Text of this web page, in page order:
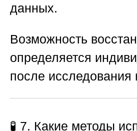
данных.
Возможность
определяется
после исследования
🧪 7. Какие методы